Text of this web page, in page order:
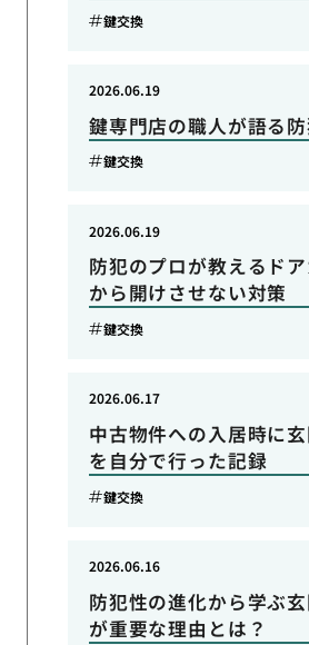
鍵交換
鍵専門店の職人が語る
2026.06.19
鍵交換
防犯のプロが教えるド
から開けさせない対策
2026.06.19
鍵交換
中古物件への入居時に
を自分で行った記録
2026.06.17
鍵交換
防犯性の進化から学ぶ
が重要な理由とは？
2026.06.16